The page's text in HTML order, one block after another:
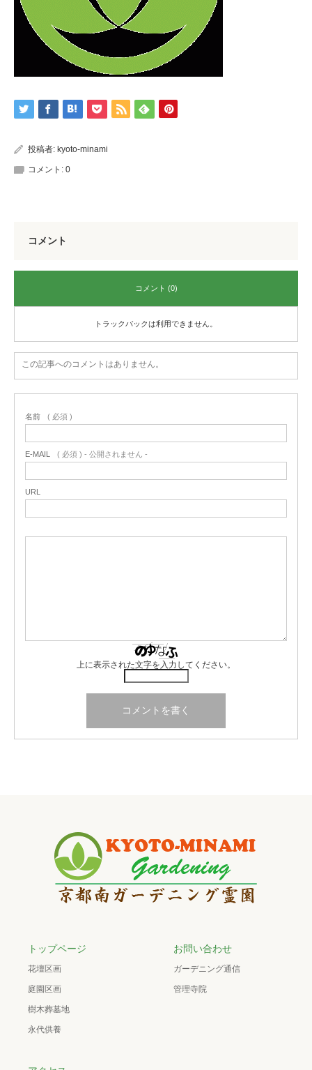
投稿者: kyoto-minami
コメント: 0
コメント
コメント (0)
トラックバックは利用できません。
この記事へのコメントはありません。
名前 ( 必須 )
E-MAIL ( 必須 ) - 公開されません -
URL
上に表示された文字を入力してください。
トップページ
花壇区画
庭園区画
樹木葬墓地
永代供養
お問い合わせ
ガーデニング通信
管理寺院